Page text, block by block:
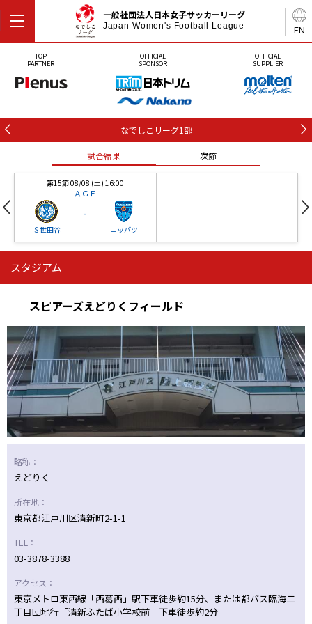
EN
一般社団法人日本女子サッカーリーグ
Japan Women's Football League
TOP
PARTNER
OFFICIAL
SPONSOR
OFFICIAL
SUPPLIER
なでしこリーグ1部
試合結果 次節
第15節 08/08 (土) 16:00
ＡＧＦ
Ｓ世田谷
-
ニッパツ
第16節 09/05 (土) 15:00
ニッパツ
-
石人の星
スタジアム
スピアーズえどりくフィールド
略称：
えどりく
所在地：
東京都江戸川区清新町2-1-1
TEL：
03-3878-3388
アクセス：
東京メトロ東西線「西葛西」駅下車徒歩約15分、または都バス臨海二
丁目団地行「清新ふたば小学校前」下車徒歩約2分